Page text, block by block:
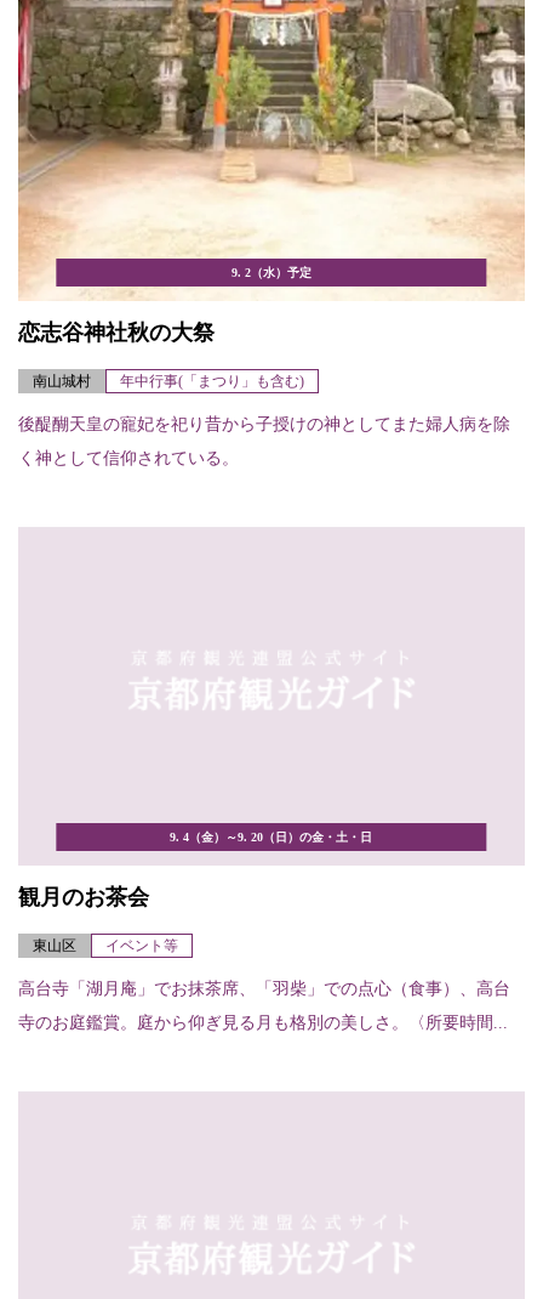
9. 2（水）予定
恋志谷神社秋の大祭
南山城村 年中行事(「まつり」も含む)
後醍醐天皇の寵妃を祀り昔から子授けの神としてまた婦人病を除
く神として信仰されている。
9. 4（金）～9. 20（日）の金・土・日
観月のお茶会
東山区 イベント等
高台寺「湖月庵」でお抹茶席、「羽柴」での点心（食事）、高台
寺のお庭鑑賞。庭から仰ぎ見る月も格別の美しさ。〈所要時間...